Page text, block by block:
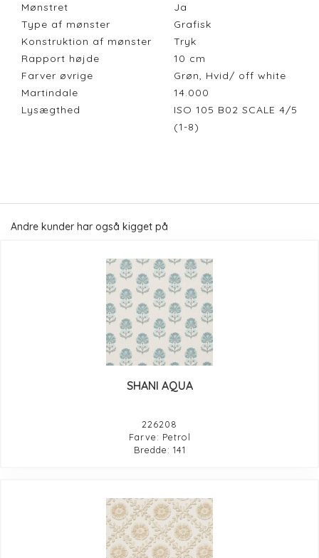
Mønstret
Ja
Type af mønster
Grafisk
Konstruktion af mønster
Tryk
Rapport højde
10 cm
Farver øvrige
Grøn, Hvid/ off white
Martindale
14.000
Lysægthed
ISO 105 B02 SCALE 4/5
(1-8)
Andre kunder har også kigget på
SHANI AQUA
226208
Farve: Petrol
Bredde: 141